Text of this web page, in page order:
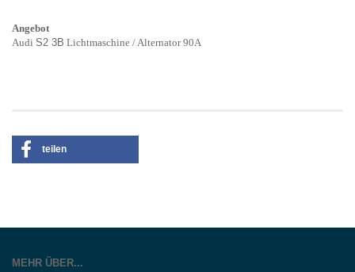
Angebot
Audi S2 3B Lichtmaschine / Alternator 90A
teilen
MEHR ÜBER...